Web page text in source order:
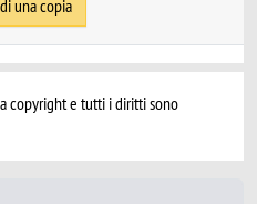
una copia
copyright e tutti i diritti sono